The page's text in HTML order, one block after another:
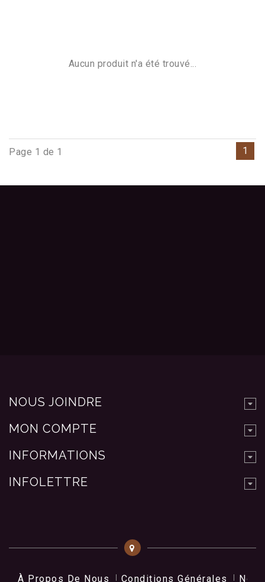
Aucun produit n'a été trouvé...
Page 1 de 1 1
NOUS JOINDRE
MON COMPTE
INFORMATIONS
INFOLETTRE
À Propos De Nous Conditions Générales Nos